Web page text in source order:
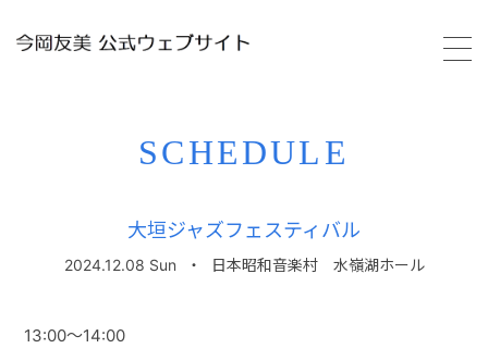
SCHEDULE
SCHEDULE
大垣ジャズフェスティバル
2024.12.08 Sun ・ 日本昭和音楽村 水嶺湖ホール
13:00～14:00